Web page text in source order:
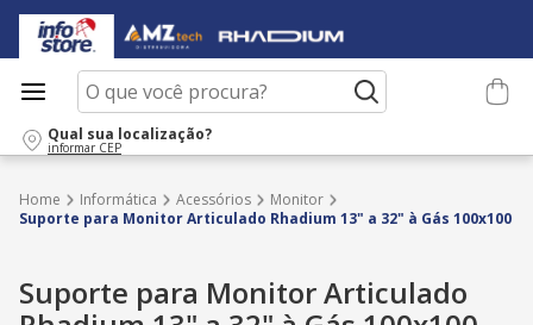
O que você procura?
Qual sua localização?
informar CEP
Informática Acessórios
Monitor
Suporte para Monitor Articulado Rhadium 13" a 32" à Gás 100x100
Suporte para Monitor Articulado